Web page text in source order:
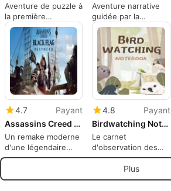
Aventure de puzzle à
la première
personne Tesla avec
des mécaniques
électriques, une
atmosphère et de
l'histoire
Aventure narrative
guidée par la
photographie sur la
mémoire et les
Dusklands
4.7
Payant
Assassins Creed Black Flag Resynced
Un remake moderne
d'une légendaire
histoire de pirate
4.8
Payant
Birdwatching Notebook
Le carnet
d'observation des
oiseaux transforme
votre bureau en un
paisible sanctuaire
Plus